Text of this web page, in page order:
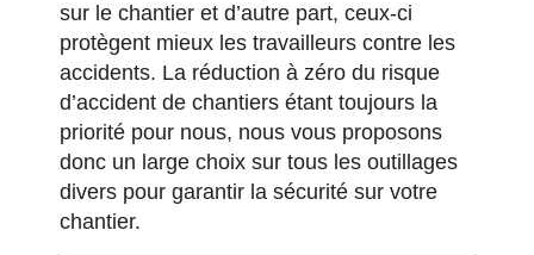
sur le chantier et d’autre part, ceux-ci
protègent mieux les travailleurs contre les
accidents. La réduction à zéro du risque
d’accident de chantiers étant toujours la
priorité pour nous, nous vous proposons
donc un large choix sur tous les outillages
divers pour garantir la sécurité sur votre
chantier.